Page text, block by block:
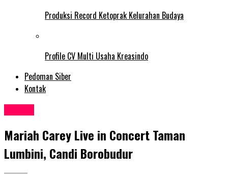
Produksi Record Ketoprak Kelurahan Budaya
Profile CV Multi Usaha Kreasindo
Pedoman Siber
Kontak
Mariah Carey Live in Concert Taman
Lumbini, Candi Borobudur